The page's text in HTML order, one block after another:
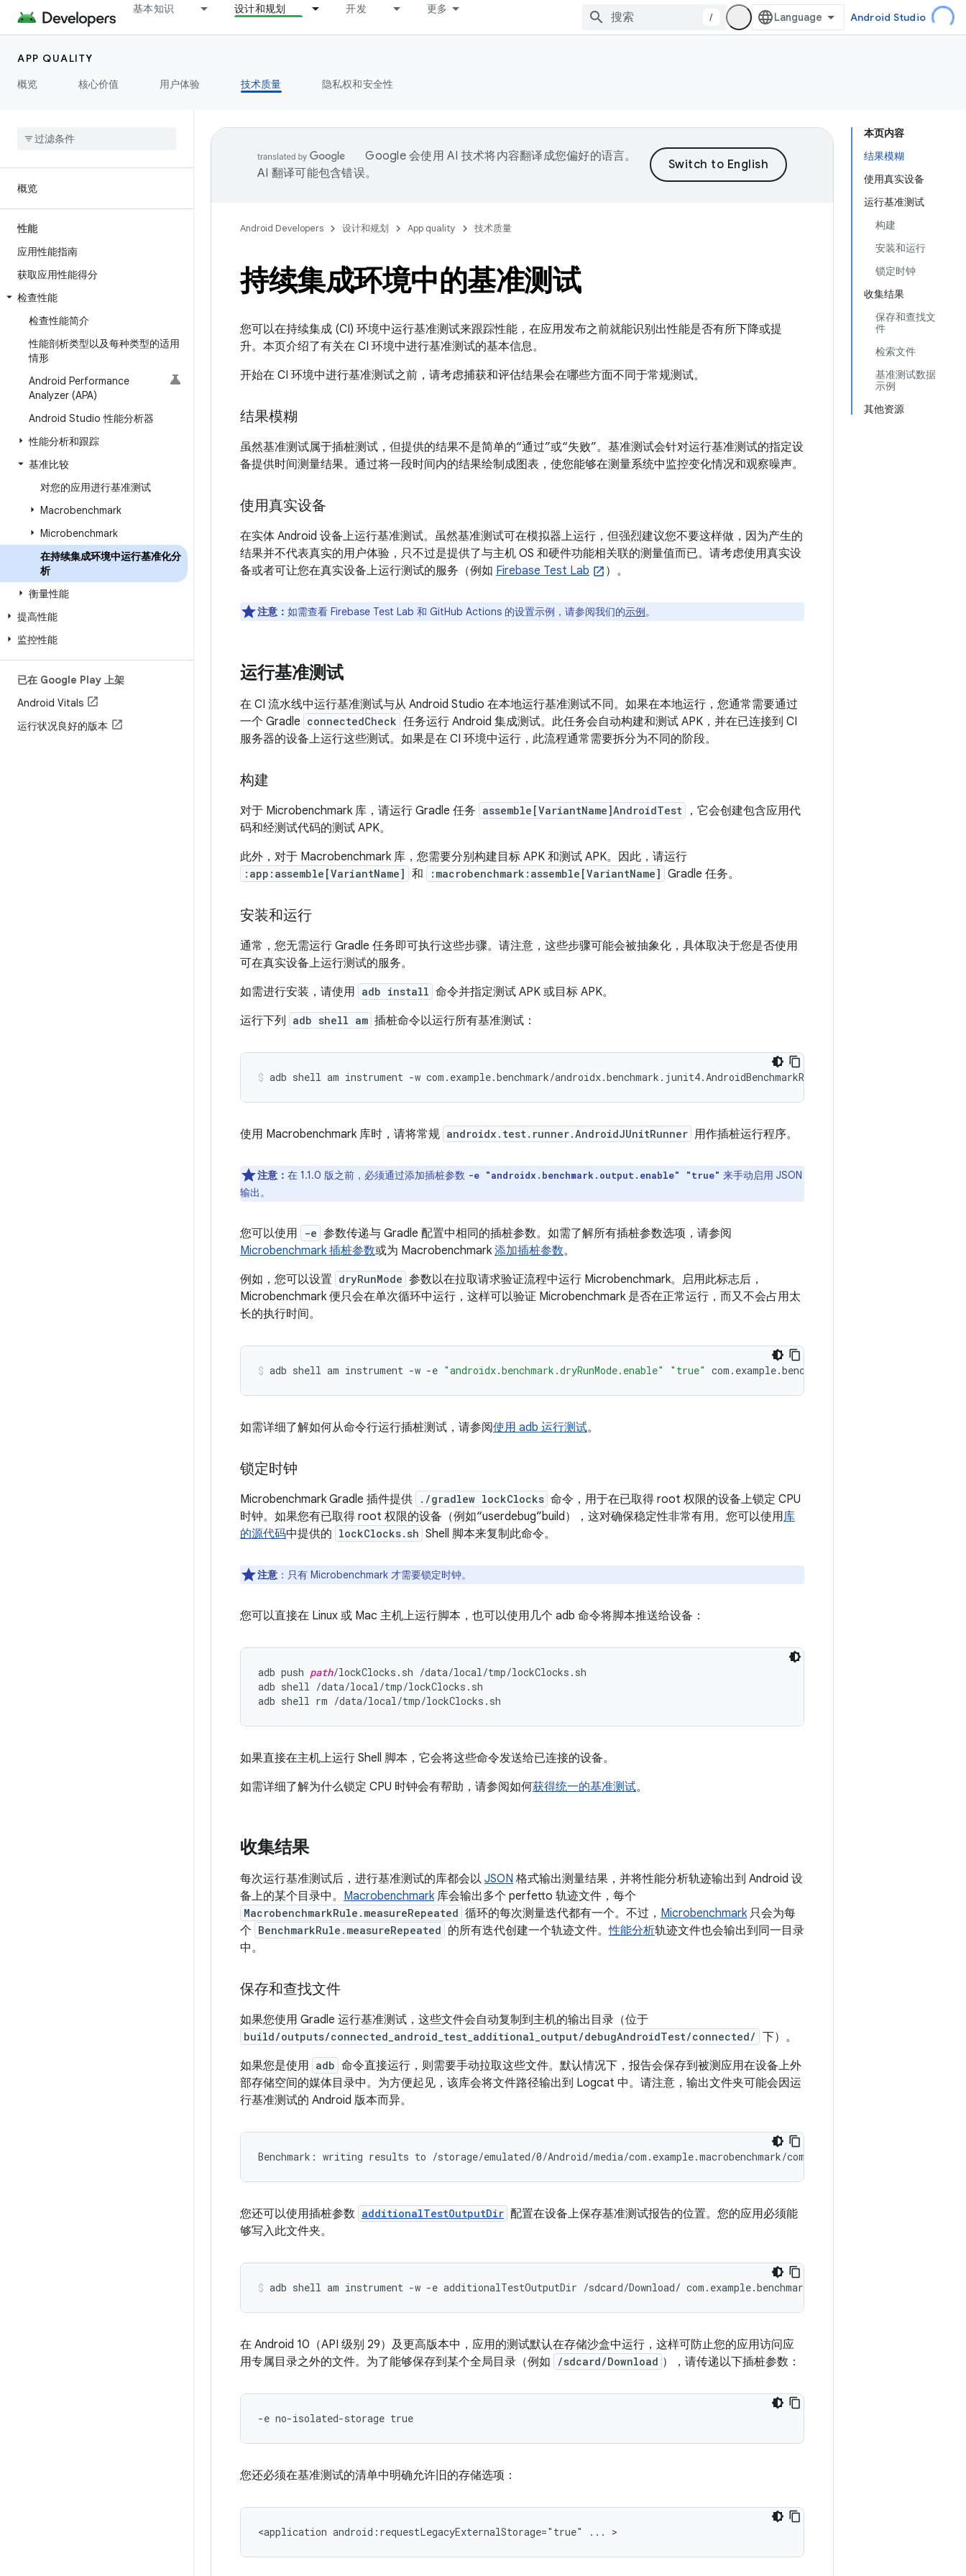
基本知识 设计和规划 开发 更多
/ Android Studio
APP QUALITY
概览
核心价值 用户体验 技术质量 隐私权和安全性
概览
性能
应用性能指南
获取应用性能得分
检查性能
检查性能简介
性能剖析类型以及每种类型的适用
情形
Android Performance
Analyzer (APA)
Android Studio 性能分析器
性能分析和跟踪
基准比较
对您的应用进行基准测试
Macrobenchmark
Microbenchmark
在持续集成环境中运行基准化分
析
衡量性能
提高性能
监控性能
已在 Google Play 上架
Android Vitals
运行状况良好的版本
本页内容
结果模糊
使用真实设备
运行基准测试
构建
安装和运行
锁定时钟
收集结果
保存和查找文
件
检索文件
基准测试数据
示例
其他资源
Google 会使用 AI 技术将内容翻译成您偏好的语言。
AI 翻译可能包含错误。
Android Developers 设计和规划 App quality 技术质量
持续集成环境中的基准测试
您可以在持续集成 (CI) 环境中运行基准测试来跟踪性能，在应用发布之前就能识别出性能是否有所下降或提
升。本页介绍了有关在 CI 环境中进行基准测试的基本信息。
开始在 CI 环境中进行基准测试之前，请考虑捕获和评估结果会在哪些方面不同于常规测试。
结果模糊
虽然基准测试属于插桩测试，但提供的结果不是简单的“通过”或“失败”。基准测试会针对运行基准测试的指定设
备提供时间测量结果。通过将一段时间内的结果绘制成图表，使您能够在测量系统中监控变化情况和观察噪声。
使用真实设备
在实体 Android 设备上运行基准测试。虽然基准测试可在模拟器上运行，但强烈建议您不要这样做，因为产生的
结果并不代表真实的用户体验，只不过是提供了与主机 OS 和硬件功能相关联的测量值而已。请考虑使用真实设
备或者可让您在真实设备上运行测试的服务（例如 Firebase Test Lab ）。
注意： 如需查看 Firebase Test Lab 和 GitHub Actions 的设置示例，请参阅我们的示例。
运行基准测试
在 CI 流水线中运行基准测试与从 Android Studio 在本地运行基准测试不同。如果在本地运行，您通常需要通过
一个 Gradle connectedCheck 任务运行 Android 集成测试。此任务会自动构建和测试 APK，并在已连接到 CI
服务器的设备上运行这些测试。如果是在 CI 环境中运行，此流程通常需要拆分为不同的阶段。
构建
对于 Microbenchmark 库，请运行 Gradle 任务 assemble[VariantName]AndroidTest
，它会创建包含应用代
码和经测试代码的测试 APK。
此外，对于 Macrobenchmark 库，您需要分别构建目标 APK 和测试 APK。因此，请运行
:app:assemble[VariantName] 和 :macrobenchmark:assemble[VariantName] Gradle 任务。
安装和运行
通常，您无需运行 Gradle 任务即可执行这些步骤。请注意，这些步骤可能会被抽象化，具体取决于您是否使用
可在真实设备上运行测试的服务。
如需进行安装，请使用 adb install 命令并指定测试 APK 或目标 APK。
运行下列
adb shell am 插桩命令以运行所有基准测试：
adb shell am instrument -w com.example.benchmark/androidx.benchmark.junit4.AndroidBenchmarkRunner
使用 Macrobenchmark 库时，请将常规 androidx.test.runner.AndroidJUnitRunner 用作插桩运行程序。
注意： 在 1.1.0 版之前，必须通过添加插桩参数 -e "androidx.benchmark.output.enable" "true" 来手动启用 JSON
输出。
您可以使用 -e 参数传递与 Gradle 配置中相同的插桩参数。如需了解所有插桩参数选项，请参阅
Microbenchmark 插桩参数或为 Macrobenchmark 添加插桩参数。
例如，您可以设置 dryRunMode 参数以在拉取请求验证流程中运行 Microbenchmark。启用此标志后，
Microbenchmark 便只会在单次循环中运行，这样可以验证 Microbenchmark 是否在正常运行，而又不会占用太
长的执行时间。
adb shell am instrument -w -e "androidx.benchmark.dryRunMode.enable" "true" com.example.benchmark/
如需详细了解如何从命令行运行插桩测试，请参阅使用 adb 运行测试。
锁定时钟
Microbenchmark Gradle 插件提供 ./gradlew lockClocks 命令，用于在已取得 root 权限的设备上锁定 CPU
时钟。如果您有已取得 root 权限的设备（例如“userdebug”build），这对确保稳定性非常有用。您可以使用库
的源代码中提供的 lockClocks.sh Shell 脚本来复制此命令。
注意 ：只有 Microbenchmark 才需要锁定时钟。
您可以直接在 Linux 或 Mac 主机上运行脚本，也可以使用几个 adb 命令将脚本推送给设备：
adb push path/lockClocks.sh /data/local/tmp/lockClocks.sh
adb shell /data/local/tmp/lockClocks.sh
如果直接在主机上运行 Shell 脚本，它会将这些命令发送给已连接的设备。
如需详细了解为什么锁定 CPU 时钟会有帮助，请参阅如何获得统一的基准测试。
收集结果
每次运行基准测试后，进行基准测试的库都会以 JSON 格式输出测量结果，并将性能分析轨迹输出到 Android 设
备上的某个目录中。 Macrobenchmark库会输出多个 perfetto 轨迹文件，每个
MacrobenchmarkRule.measureRepeated 循环的每次测量迭代都有一个。不过， Microbenchmark只会为每
个 BenchmarkRule.measureRepeated 的所有迭代创建一个轨迹文件。性能分析轨迹文件也会输出到同一目录
中。
保存和查找文件
如果您使用 Gradle 运行基准测试，这些文件会自动复制到主机的输出目录（位于
build/outputs/connected_android_test_additional_output/debugAndroidTest/connected/ 下）。
如果您是使用 adb 命令直接运行，则需要手动拉取这些文件。默认情况下，报告会保存到被测应用在设备上外
部存储空间的媒体目录中。为方便起见，该库会将文件路径输出到 Logcat 中。请注意，输出文件夹可能会因运
行基准测试的 Android 版本而异。
您还可以使用插桩参数 additionalTestOutputDir 配置在设备上保存基准测试报告的位置。您的应用必须能
够写入此文件夹。
adb shell am instrument -w -e additionalTestOutputDir /sdcard/Download/ com.example.benchmark/
在 Android 10（API 级别 29）及更高版本中，应用的测试默认在存储沙盒中运行，这样可防止您的应用访问应
用专属目录之外的文件。为了能够保存到某个全局目录（例如
/sdcard/Download ），请传递以下插桩参数：
您还必须在基准测试的清单中明确允许旧的存储选项：
<application android:requestLegacyExternalStorage="true" ...